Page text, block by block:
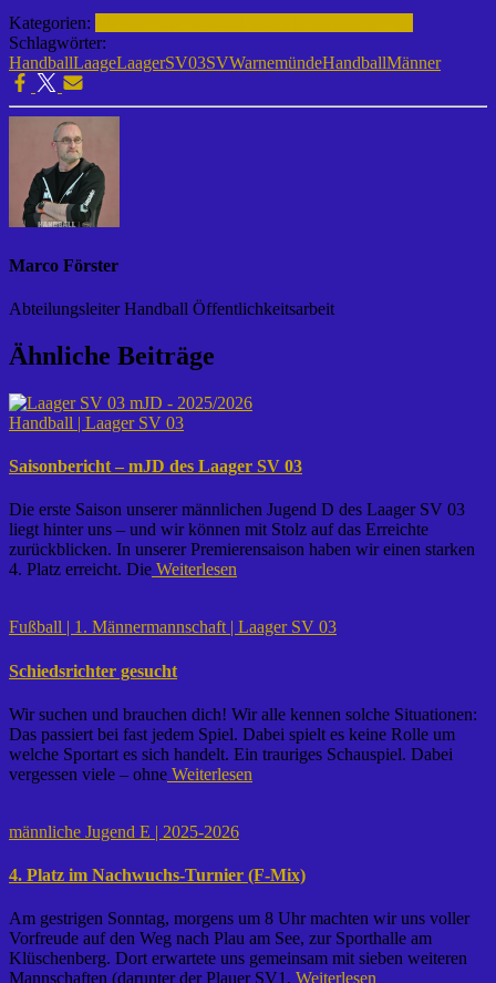
Kategorien:
Schlagwörter:
HandballLaageLaagerSV03SVWarnemündeHandballMänner
Marco Förster
Abteilungsleiter Handball Öffentlichkeitsarbeit
Ähnliche Beiträge
Handball | Laager SV 03
Saisonbericht – mJD des Laager SV 03
Die erste Saison unserer männlichen Jugend D des Laager SV 03
liegt hinter uns – und wir können mit Stolz auf das Erreichte
zurückblicken. In unserer Premierensaison haben wir einen starken
4. Platz erreicht. Die Weiterlesen
Fußball | 1. Männermannschaft | Laager SV 03
Schiedsrichter gesucht
Wir suchen und brauchen dich! Wir alle kennen solche Situationen:
Das passiert bei fast jedem Spiel. Dabei spielt es keine Rolle um
welche Sportart es sich handelt. Ein trauriges Schauspiel. Dabei
vergessen viele – ohne Weiterlesen
männliche Jugend E | 2025-2026
4. Platz im Nachwuchs-Turnier (F-Mix)
Am gestrigen Sonntag, morgens um 8 Uhr machten wir uns voller
Vorfreude auf den Weg nach Plau am See, zur Sporthalle am
Klüschenberg. Dort erwartete uns gemeinsam mit sieben weiteren
Mannschaften (darunter der Plauer SV1, Weiterlesen